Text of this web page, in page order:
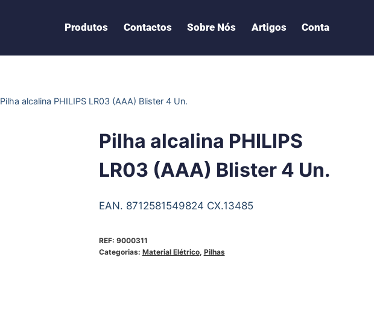
Produtos Contactos Sobre Nós Artigos Conta
Pilha alcalina PHILIPS LR03 (AAA) Blister 4 Un.
Pilha alcalina PHILIPS
LR03 (AAA) Blister 4 Un.
EAN. 8712581549824 CX.13485
REF: 9000311
Categorias: Material Elétrico, Pilhas